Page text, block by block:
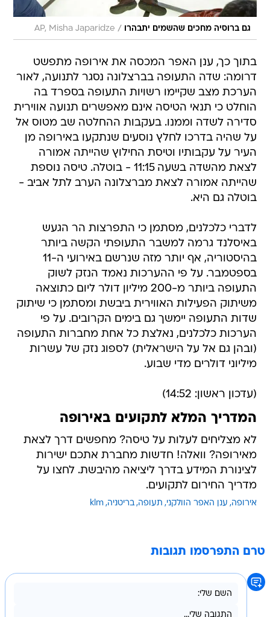
גם ברוסיה מחכים שהשמים יתבהרו /
AP, Misha Japaridze
בתוך כך, ענן האפר המכסה את אירופה מתפשט
דרומה: שדה התעופה בברצלונה נסגר לתנועה, לאור
הערכת מצב שקיימו רשויות התעופה בספרד בה
הוחלט כי תנאי הטיסה אינם מאפשרים תנועה אווירית
סדירה לשדה וממנו. בעקבות ההחלטה שב מטוס אל
על שהיה בדרכו לחלץ נוסעים שנתקעו באירופה מן
העיר על עקבותיו וטיסת החילוץ שהייתה אמורה
לצאת מהשדה בשעה 11:15 - בוטלה. טיסה נוספת
שהייתה אמורה לצאת מברצלונה הערב לתל אביב -
בוטלה גם היא.
לדברי כלכלנים, מסתמן כי התפרצות הר הגעש
באיסלנד גרמה למשבר התעופתי הקשה ביותר
בהיסטוריה, אף יותר מזה שנרשם באירועי ה-11
בספטמבר. על פי ההערכות נאמד הנזק לשוק
התעופה ביותר מ-200 מיליון דולר ליום כתוצאה
משיתוק הפעילות האווירית ביבשת ומסתמן כי שיתוק
שדות התעופה יימשך גם בימים הקרובים. על פי
הערכות כלכלנים, נאלצת כל אחת מחברות התעופה
(ובהן גם אל על הישראלית) לספוג נזק של עשרות
מיליוני דולרים מדי שבוע.
(עדכון ראשון: 14:52)
המדריך המלא לתקועים באירופה
לא מצליחים לעלות על טיסה? מחפשים דרך לצאת
מאירופה? וואלה! חדשות מחברת אתכם ישירות
לצינורת המידע בדרך ליציאה מהיבשת. לחצו על
מדריך החירום לתקועים.
אירופה ענן האפר הוולקני תעופה בריטניה klm
טרם התפרסמו תגובות